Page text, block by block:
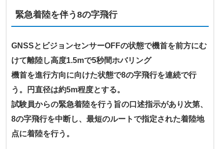
緊急着陸を伴う8の字飛行
GNSSとビジョンセンサーOFFの状態で機首を前方にむ
けて離陸し高度1.5mで5秒間ホバリング
機首を進行方向に向けた状態で8の字飛行を連続で行
う。円直径は約5m程度とする。
試験員からの緊急着陸を行う旨の口述指示があり次第、
8の字飛行を中断し、最短のルートで指定された着陸地
点に着陸を行う。